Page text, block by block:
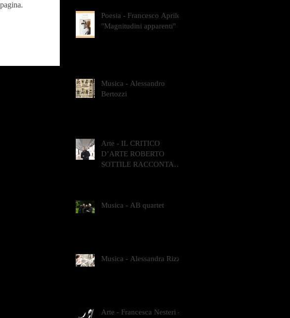
Poesia - Francesco Aprile -
"Magnitudini apparenti"
Musica - Alessandro
Bertozzi
Arte - IL CRITICO
D’ARTE ROBERTO
SOTTILE RACCONTA
Musica - AB quartet
Musica - Alessandra Rizzo
Arte - Francesca Nesteri -